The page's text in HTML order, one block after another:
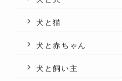
犬と猫
犬と赤ちゃん
犬と飼い主